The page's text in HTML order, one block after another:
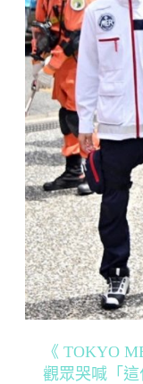
《 TOKYO
觀眾哭喊「這